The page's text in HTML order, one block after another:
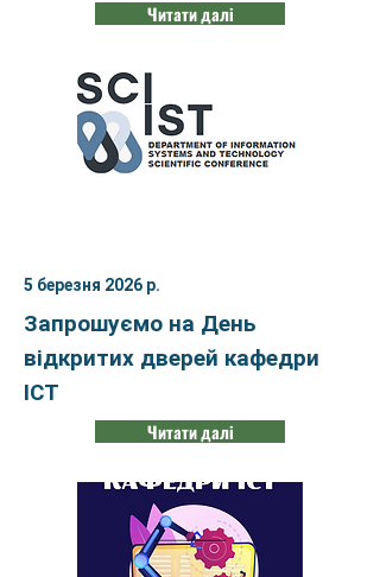
Читати далі
5 березня 2026 р.
Запрошуємо на День
відкритих дверей кафедри
ІСТ
Читати далі